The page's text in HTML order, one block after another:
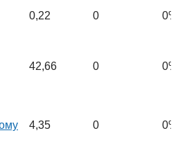
0,22 0 0%
42,66 0 0%
4,35 0 0%